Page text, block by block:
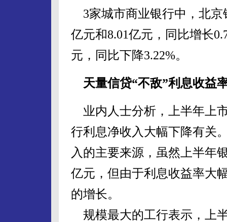
3家城市商业银行中，北京
亿元和8.01亿元，同比增长
元，同比下降3.22%。
天量信贷“不敌”利息收益
业内人士分析，上半年上
行利息净收入大幅下降有关
入的主要来源，虽然上半年
亿元，但由于利息收益率大
的增长。
规模最大的工行表示，上